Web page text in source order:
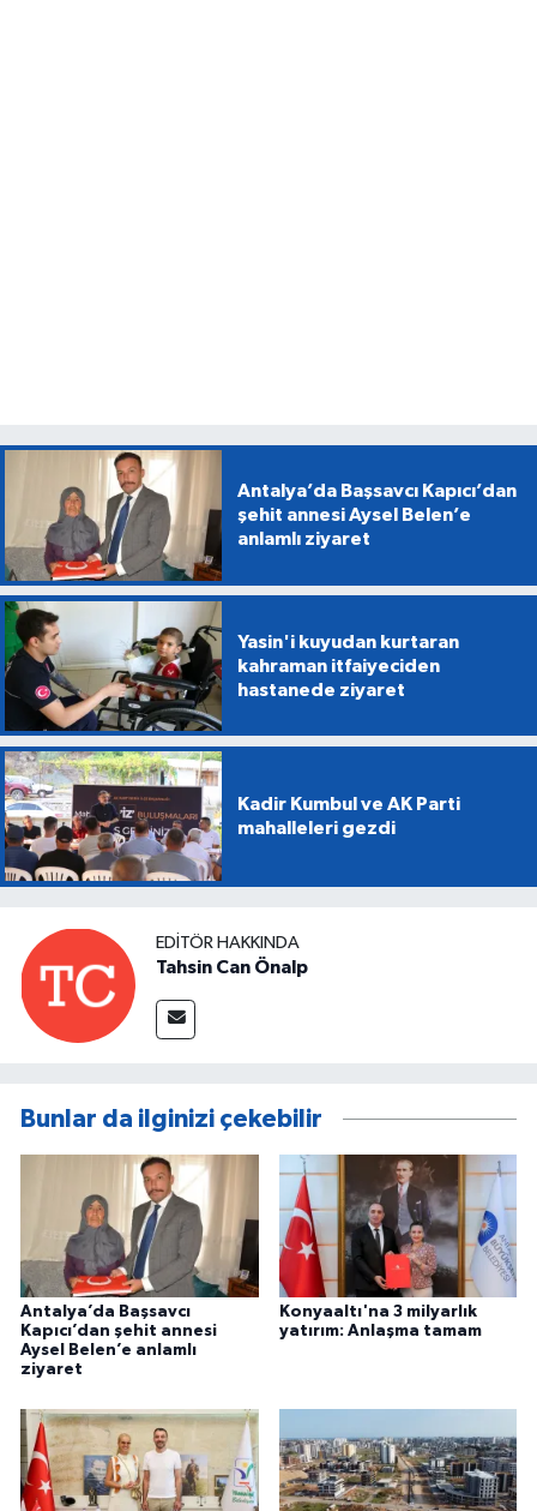
Antalya’da Başsavcı Kapıcı’dan
şehit annesi Aysel Belen’e
anlamlı ziyaret
Yasin'i kuyudan kurtaran
kahraman itfaiyeciden
hastanede ziyaret
Kadir Kumbul ve AK Parti
mahalleleri gezdi
EDITÖR HAKKINDA
Tahsin Can Önalp
Bunlar da ilginizi çekebilir
Antalya’da Başsavcı
Kapıcı’dan şehit annesi
Aysel Belen’e anlamlı
ziyaret
Konyaaltı'na 3 milyarlık
yatırım: Anlaşma tamam